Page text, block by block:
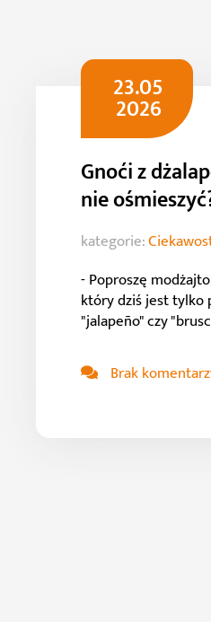
Gnoći z
nie
kategorie:
- Poproszę
który dziś jest tylko
"jalapeño" czy
Brak
23.05
2026